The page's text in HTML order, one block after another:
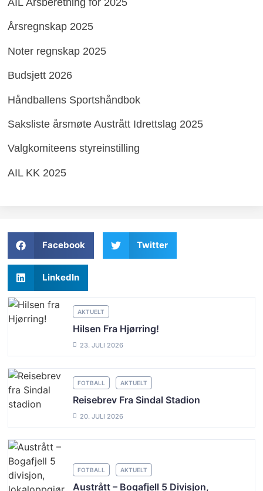
Årsregnskap 2025
Noter regnskap 2025
Budsjett 2026
Håndballens Sportshåndbok
Saksliste årsmøte Austrått Idrettslag 2025
Valgkomiteens styreinstilling
AIL KK 2025
Facebook Twitter
LinkedIn
AKTUELT
Hilsen Fra Hjørring!
23. JULI 2026
FOTBALL AKTUELT
Reisebrev Fra Sindal Stadion
20. JULI 2026
FOTBALL AKTUELT
Austrått – Bogafjell 5 Divisjon,